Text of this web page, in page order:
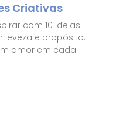
Criativas
com 10 ideias
leveza e propósito.
amor em cada